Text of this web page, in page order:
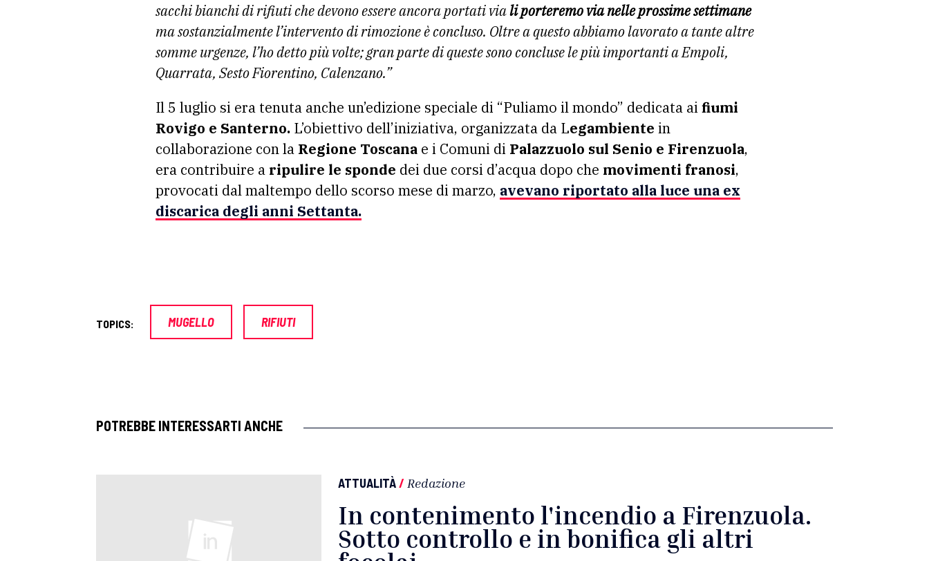
sacchi bianchi di rifiuti che devono essere ancora portati viali porteremo via nelle prossime settimane
ma sostanzialmente l’intervento di rimozione è concluso. Oltre a questo abbiamo lavorato a tante altre
somme urgenze, l’ho detto più volte; gran parte di queste sono concluse le più importanti a Empoli,
Quarrata, Sesto Fiorentino, Calenzano.”
Il 5 luglio si era tenuta anche un’edizione speciale di “Puliamo il mondo” dedicata ai fiumi
Rovigo e Santerno. L’obiettivo dell’iniziativa, organizzata da Legambiente in
collaborazione con la Regione Toscana e i Comuni di Palazzuolo sul Senio e Firenzuola,
era contribuire a ripulire le sponde dei due corsi d’acqua dopo che movimenti franosi,
provocati dal maltempo dello scorso mese di marzo, avevano riportato alla luce una ex
discarica degli anni Settanta.
TOPICS: MUGELLO RIFIUTI
POTREBBE INTERESSARTI ANCHE
ATTUALITÀ/ Redazione
In contenimento l'incendio a Firenzuola.
Sotto controllo e in bonifica gli altri